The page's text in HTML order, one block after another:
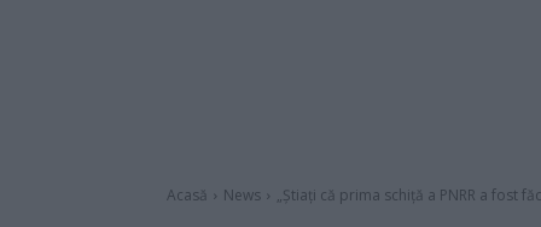
Acasă News „Știați că prima schiță a PNRR a fost